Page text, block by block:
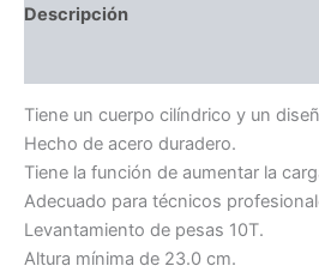
Descripción
Tiene un cuerpo cilíndrico y un
Hecho de acero duradero.
Tiene la función de aumentar la
Adecuado para técnicos
Levantamiento de pesas 10T.
Altura mínima de 23.0 cm.